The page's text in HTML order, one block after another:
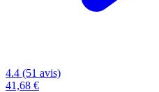
4.4 (51 avis)
41,68 €